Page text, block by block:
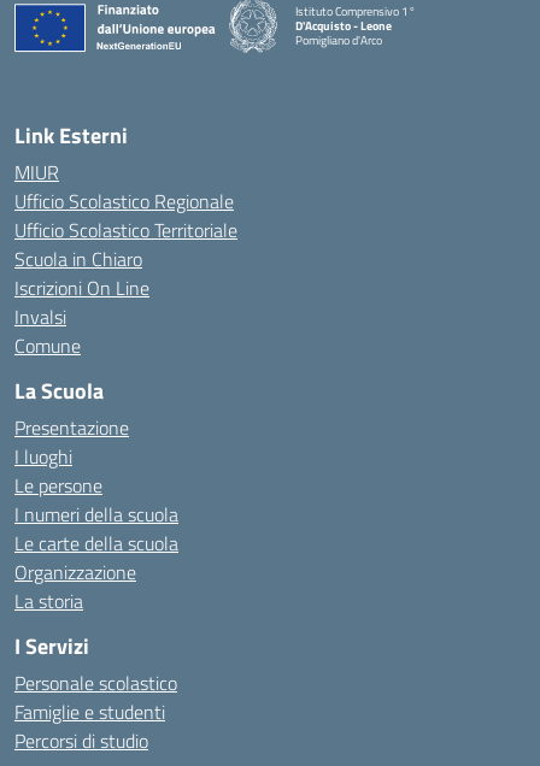
Istituto Comprensivo 1°
D'Acquisto - Leone
Pomigliano d'Arco
— Visita la pagina iniziale della scuola
Link Esterni
MIUR
Ufficio Scolastico Regionale
Ufficio Scolastico Territoriale
Scuola in Chiaro
Iscrizioni On Line
Invalsi
Comune
La Scuola
Presentazione
I luoghi
Le persone
I numeri della scuola
Le carte della scuola
Organizzazione
La storia
I Servizi
Personale scolastico
Famiglie e studenti
Percorsi di studio